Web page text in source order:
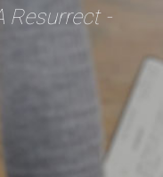
Resurrect -